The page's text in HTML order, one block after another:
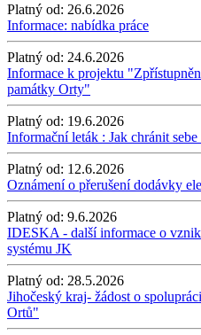
Platný od: 26.6.2026
Informace: nabídka práce
Platný od: 24.6.2026
Informace k projektu
památky Orty"
Platný od: 19.6.2026
Informační leták : Jak chránit
Platný od: 12.6.2026
Oznámení o přerušení dodávky
Platný od: 9.6.2026
IDESKA - další informace o
systému JK
Platný od: 28.5.2026
Jihočeský kraj- žádost o
Ortů"